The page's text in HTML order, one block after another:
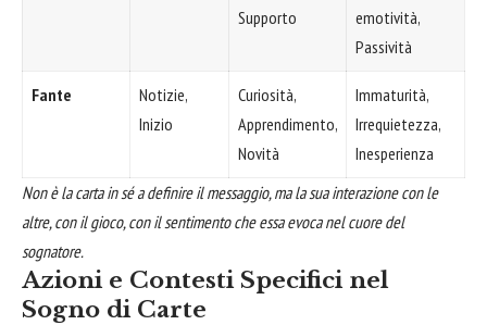
Supporto
emotività,
Passività
Fante
Notizie,
Inizio
Curiosità,
Apprendimento,
Novità
Immaturità,
Irrequietezza,
Inesperienza
Non è la carta in sé a definire il messaggio, ma la sua interazione con le
altre, con il gioco, con il sentimento che essa evoca nel cuore del
sognatore.
Azioni e Contesti Specifici nel
Sogno di Carte